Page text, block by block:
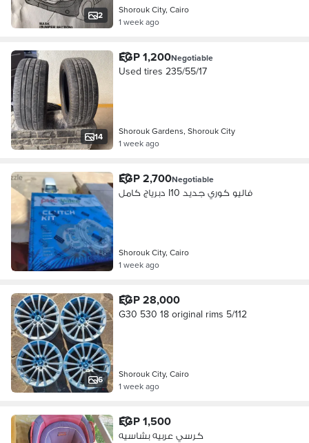
2
Shorouk City, Cairo
1 week ago
14
EGP 1,200Negotiable
Used tires 235/55/17
Shorouk Gardens, Shorouk City
1 week ago
EGP 2,700Negotiable
دبرياج كامل I10 فاليو كوري جديد
Shorouk City, Cairo
1 week ago
6
EGP 28,000
G30 530 18 original rims 5/112
Shorouk City, Cairo
1 week ago
EGP 1,500
كرسي عربيه بشاسيه